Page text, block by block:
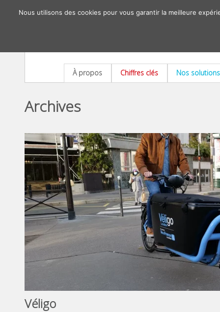
À propos Chiffres clés Nos solutions
Archives
Véligo
Nous utilisons des cookies pour vous garantir la meilleure